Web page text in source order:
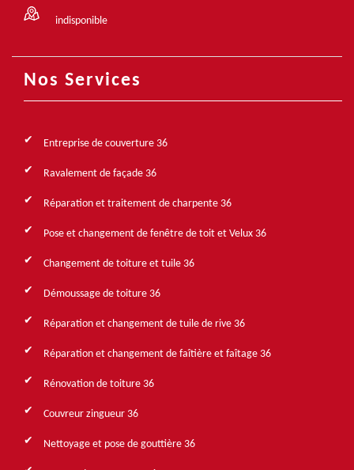
indisponible
Nos Services
Entreprise de couverture 36
Ravalement de façade 36
Réparation et traitement de charpente 36
Pose et changement de fenêtre de toit et Velux 36
Changement de toiture et tuile 36
Démoussage de toiture 36
Réparation et changement de tuile de rive 36
Réparation et changement de faîtière et faîtage 36
Rénovation de toiture 36
Couvreur zingueur 36
Nettoyage et pose de gouttière 36